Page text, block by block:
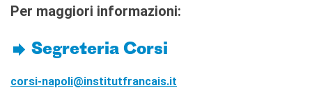
Per maggiori informazioni:
Segreteria Corsi
corsi-napoli@institutfrancais.it